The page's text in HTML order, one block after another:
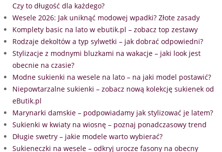
Czy to długość dla każdego?
Wesele 2026: Jak uniknąć modowej wpadki? Złote zasady
Komplety basic na lato w ebutik.pl – zobacz top zestawy
Rodzaje dekoltów a typ sylwetki – jak dobrać odpowiedni?
Stylizacje z modnymi bluzkami na wakacje – jaki look jest
obecnie na czasie?
Modne sukienki na wesele na lato – na jaki model postawić?
Niepowtarzalne sukienki – zobacz nową kolekcję sukienek od
eButik.pl
Marynarki damskie – podpowiadamy jak stylizować je latem?
Sukienki w kwiaty na wiosnę – poznaj ponadczasowy trend
Długie swetry – jakie modele warto wybierać?
Sukieneczki na wesele – odkryj urocze fasony na obecny